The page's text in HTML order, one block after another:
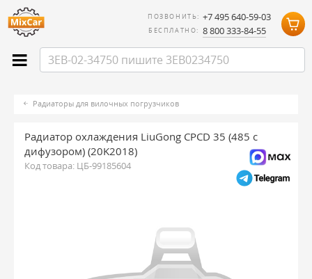
ПОЗВОНИТЬ: +7 495 640-59-03
БЕСПЛАТНО: 8 800 333-84-55
Радиаторы для вилочных погрузчиков
Радиатор охлаждения LiuGong CPCD 35 (485 с
дифузором) (20K2018)
Код товара: ЦБ-99185604